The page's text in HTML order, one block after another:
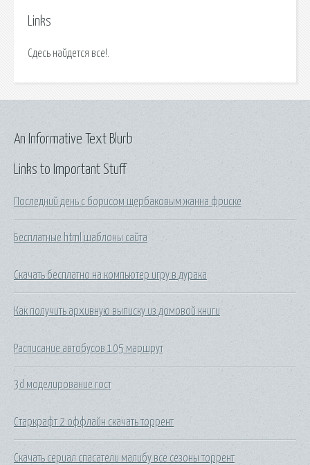
Links
Сдесь найдется все!.
Links to Important Stuff
Последний день с борисом щербаковым жанна фриске
Бесплатные html шаблоны сайта
Скачать бесплатно на компьютер игру в дурака
Как получить архивную выписку из домовой книги
Расписание автобусов 105 маршрут
3d моделирование гост
Старкрафт 2 оффлайн скачать торрент
Скачать сериал спасатели малибу все сезоны торрент
An Informative Text Blurb